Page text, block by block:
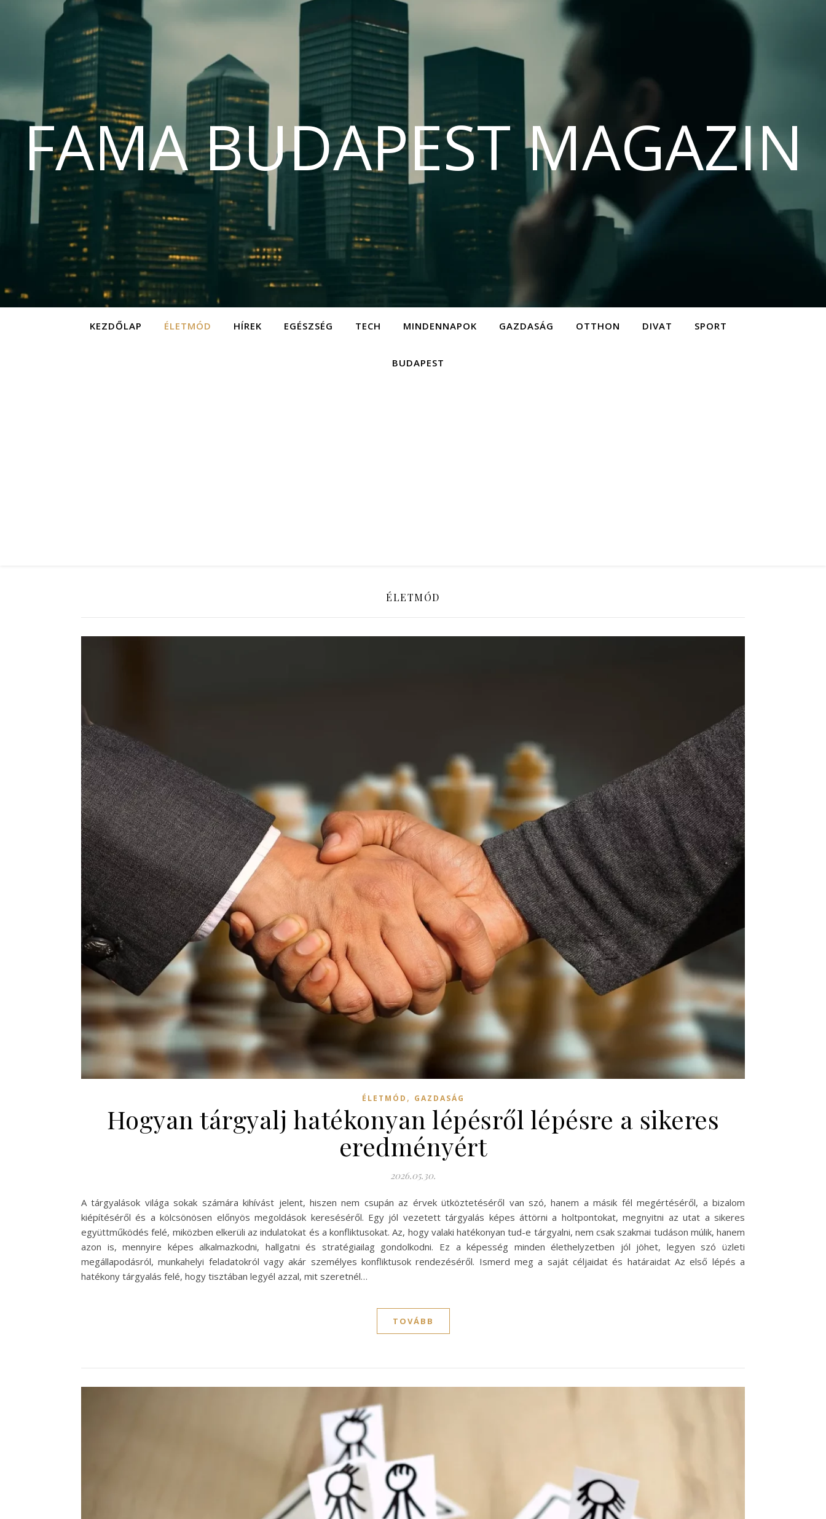
FAMA BUDAPEST MAGAZIN
KEZDŐLAP ÉLETMÓD HÍREK EGÉSZSÉG TECH MINDENNAPOK GAZDASÁG OTTHON DIVAT SPORT
BUDAPEST
ÉLETMÓD
ÉLETMÓD , GAZDASÁG
Hogyan tárgyalj hatékonyan lépésről lépésre a sikeres
eredményért
2026.05.30.
A tárgyalások világa sokak számára kihívást jelent, hiszen nem csupán az érvek ütköztetéséről van szó, hanem a másik fél megértéséről, a bizalom
kiépítéséről és a kölcsönösen előnyös megoldások kereséséről. Egy jól vezetett tárgyalás képes áttörni a holtpontokat, megnyitni az utat a sikeres
együttműködés felé, miközben elkerüli az indulatokat és a konfliktusokat. Az, hogy valaki hatékonyan tud-e tárgyalni, nem csak szakmai tudáson múlik, hanem
azon is, mennyire képes alkalmazkodni, hallgatni és stratégiailag gondolkodni. Ez a képesség minden élethelyzetben jól jöhet, legyen szó üzleti
megállapodásról, munkahelyi feladatokról vagy akár személyes konfliktusok rendezéséről. Ismerd meg a saját céljaidat és határaidat Az első lépés a
hatékony tárgyalás felé, hogy tisztában legyél azzal, mit szeretnél…
TOVÁBB